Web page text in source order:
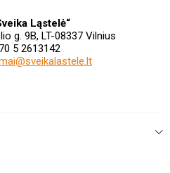
Ląstelė“
g. 9B, LT-08337 Vilnius
5 2613142
@sveikalastele.lt